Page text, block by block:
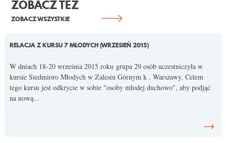
ZOBACZ TEŻ
ZOBACZ WSZYSTKIE
RELACJA Z KURSU 7 MŁODYCH (WRZESIEŃ 2015)
W dniach 18-20 września 2015 roku grupa 29 osób uczestniczyła w
kursie Siedmioro Młodych w Zalesiu Górnym k . Warszawy. Celem
tego kursu jest odkrycie w sobie "osoby młodej duchowo", aby podjąć
na nową...